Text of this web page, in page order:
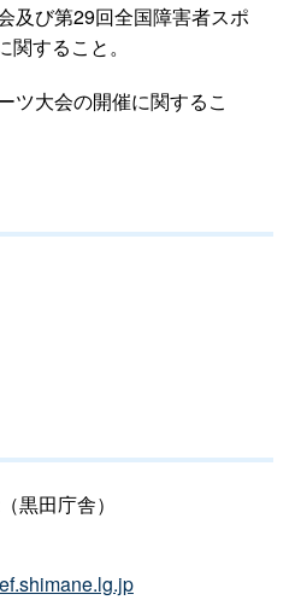
及び第29回全国障害者スポ
すること。
ツ大会の開催に関するこ
黒田庁舎）